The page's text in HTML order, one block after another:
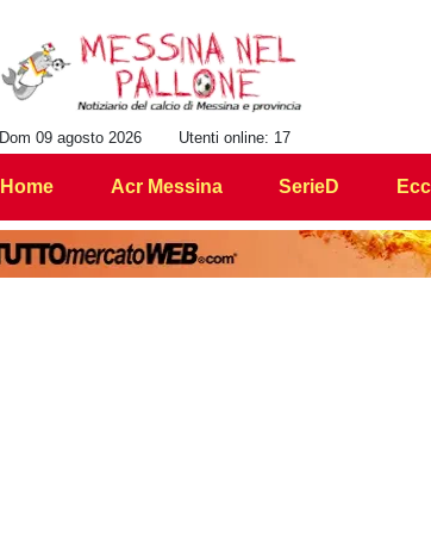
Dom 09 agosto 2026 Utenti online: 17
Home Acr Messina SerieD